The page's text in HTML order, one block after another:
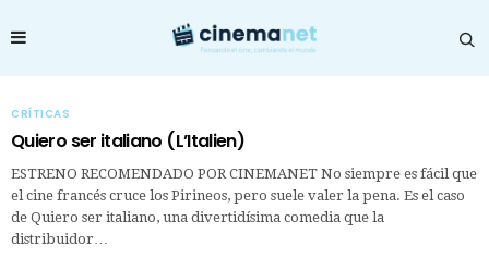
CRÍTICAS
Quiero ser italiano (L’Italien)
ESTRENO RECOMENDADO POR CINEMANET No siempre es fácil que
el cine francés cruce los Pirineos, pero suele valer la pena. Es el caso
de Quiero ser italiano, una divertidísima comedia que la
distribuidor…